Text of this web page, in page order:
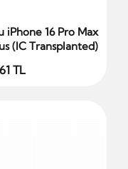
Ekle
16 Pro Max
(IC Transplanted)
TL